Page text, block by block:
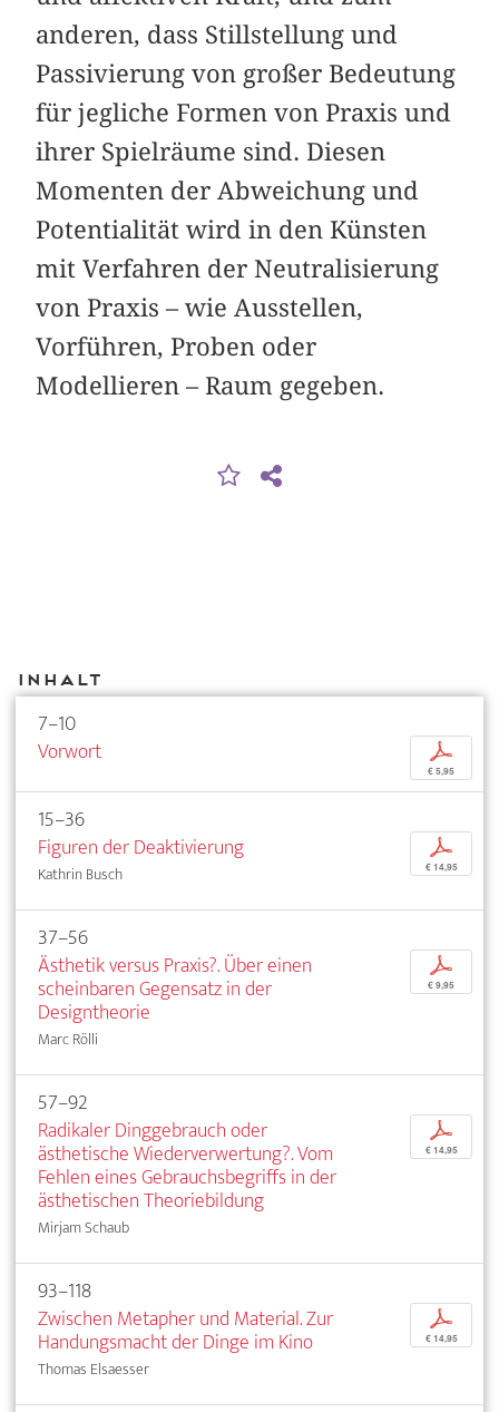
anderen, dass Stillstellung und
Passivierung von großer Bedeutung
für jegliche Formen von Praxis und
ihrer Spielräume sind. Diesen
Momenten der Abweichung und
Potentialität wird in den Künsten
mit Verfahren der Neutralisierung
von Praxis – wie Ausstellen,
Vorführen, Proben oder
Modellieren – Raum gegeben.
Inhalt
7–10
Vorwort
p
€ 5,95
15–36
Figuren der Deaktivierung
Kathrin Busch
p
€ 14,95
37–56
Ästhetik versus Praxis?. Über einen
scheinbaren Gegensatz in der
Designtheorie
Marc Rölli
p
€ 9,95
57–92
Radikaler Dinggebrauch oder
ästhetische Wiederverwertung?. Vom
Fehlen eines Gebrauchsbegriffs in der
ästhetischen Theoriebildung
Mirjam Schaub
p
€ 14,95
93–118
Zwischen Metapher und Material. Zur
Handungsmacht der Dinge im Kino
Thomas Elsaesser
p
€ 14,95